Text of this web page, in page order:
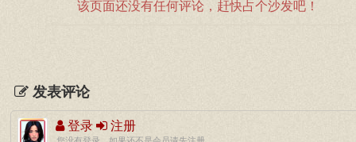
该页面还没有任何评论，赶快占个沙发吧！
发表评论
登录 注册